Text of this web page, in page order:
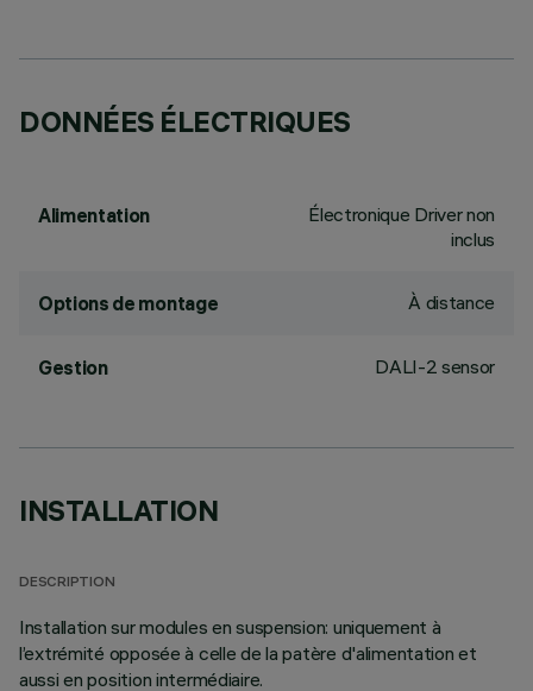
DONNÉES ÉLECTRIQUES
Alimentation
Électronique Driver non
inclus
Options de montage À distance
Gestion DALI-2 sensor
INSTALLATION
DESCRIPTION
Installation sur modules en suspension: uniquement à
l’extrémité opposée à celle de la patère d'alimentation et
aussi en position intermédiaire.